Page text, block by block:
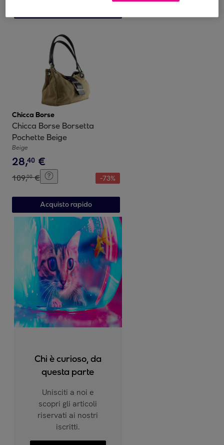
Chicca Borse
Chicca Borse Borsetta
Pochette Beige
Beige
28,40 €
109,00 € -73%
Acquisto rapido
Chi è curioso, da
questa parte
Unisciti a noi e
scopri gli articoli
riservati ai nostri
iscritti.